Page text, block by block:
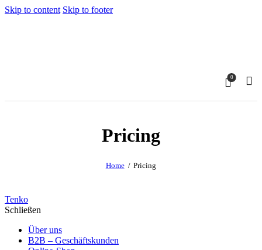
Skip to content Skip to footer
0
Pricing
Home Pricing
Tenko
Schließen
Über uns
B2B – Geschäftskunden